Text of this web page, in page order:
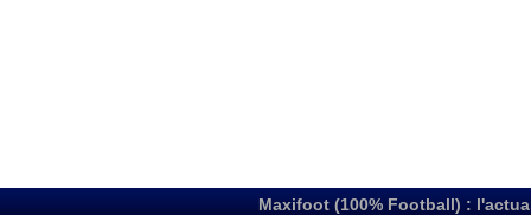
Maxifoot (100% Football) :